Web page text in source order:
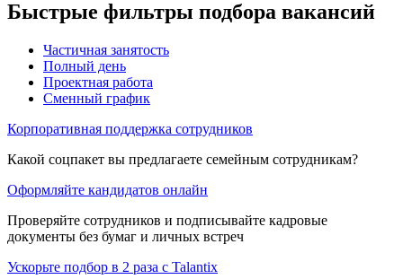
Быстрые фильтры подбора вакансий
Частичная занятость
Полный день
Проектная работа
Сменный график
Корпоративная поддержка сотрудников
Какой соцпакет вы предлагаете семейным сотрудникам?
Оформляйте кандидатов онлайн
Проверяйте сотрудников и подписывайте кадровые
документы без бумаг и личных встреч
Ускорьте подбор в 2 раза с Talantix